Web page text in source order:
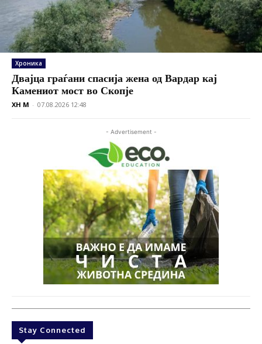
Хроника
Двајца граѓани спасија жена од Вардар кај
Камениот мост во Скопје
XH M - 07.08.2026 12:48
- Advertisement -
Stay Connected